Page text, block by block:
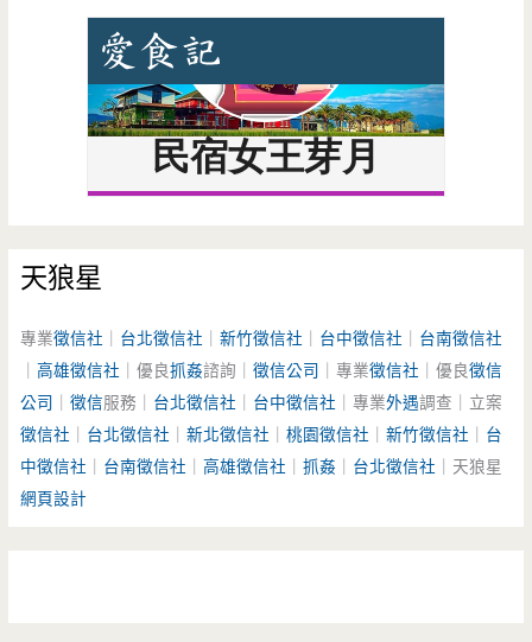
天狼星
專業徵信社 台北徵信社 ｜新竹徵信社 台中徵信社
台南徵信社
｜高雄徵信社 ｜優良抓姦諮詢｜徵信公司 ｜專業徵信社 ｜優良徵信
公司 ｜徵信服務｜ 台北徵信社 台中徵信社 ｜專業外遇調查｜立案
徵信社
台北徵信社 ｜新北徵信社 ｜桃園徵信社 ｜新竹徵信社
台
中徵信社
台南徵信社 ｜高雄徵信社 ｜抓姦 台北徵信社 ｜天狼星
網頁設計